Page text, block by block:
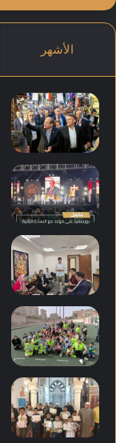
الأشهر